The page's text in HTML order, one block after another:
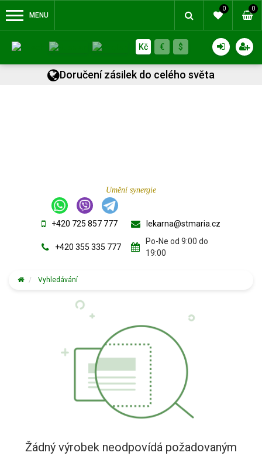
MENU
0 0
Kč € $
Doručení zásilek do celého světa
Umění synergie
+420 725 857 777
+420 355 335 777
lekarna@stmaria.cz
Po-Ne od 9:00 do
19:00
Vyhledávání
Žádný výrobek neodpovídá požadovaným